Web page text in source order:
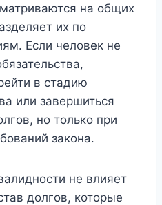
на общих
их по
Если человек не
в стадию
или завершиться
но только при
закона.
не влияет
долгов, которые